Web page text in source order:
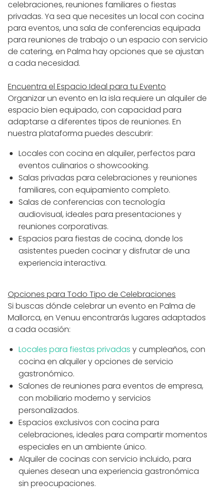
celebraciones, reuniones familiares o fiestas
privadas. Ya sea que necesites un local con cocina
para eventos, una sala de conferencias equipada
para reuniones de trabajo o un espacio con servicio
de catering, en Palma hay opciones que se ajustan
a cada necesidad.
Encuentra el Espacio Ideal para tu Evento
Organizar un evento en la isla requiere un alquiler de
espacio bien equipado, con capacidad para
adaptarse a diferentes tipos de reuniones. En
nuestra plataforma puedes descubrir:
Locales con cocina en alquiler, perfectos para
eventos culinarios o showcooking.
Salas privadas para celebraciones y reuniones
familiares, con equipamiento completo.
Salas de conferencias con tecnología
audiovisual, ideales para presentaciones y
reuniones corporativas.
Espacios para fiestas de cocina, donde los
asistentes pueden cocinar y disfrutar de una
experiencia interactiva.
Opciones para Todo Tipo de Celebraciones
Si buscas dónde celebrar un evento en Palma de
Mallorca, en Venuu encontrarás lugares adaptados
a cada ocasión:
Locales para fiestas privadas y cumpleaños, con
cocina en alquiler y opciones de servicio
gastronómico.
Salones de reuniones para eventos de empresa,
con mobiliario moderno y servicios
personalizados.
Espacios exclusivos con cocina para
celebraciones, ideales para compartir momentos
especiales en un ambiente único.
Alquiler de cocinas con servicio incluido, para
quienes desean una experiencia gastronómica
sin preocupaciones.